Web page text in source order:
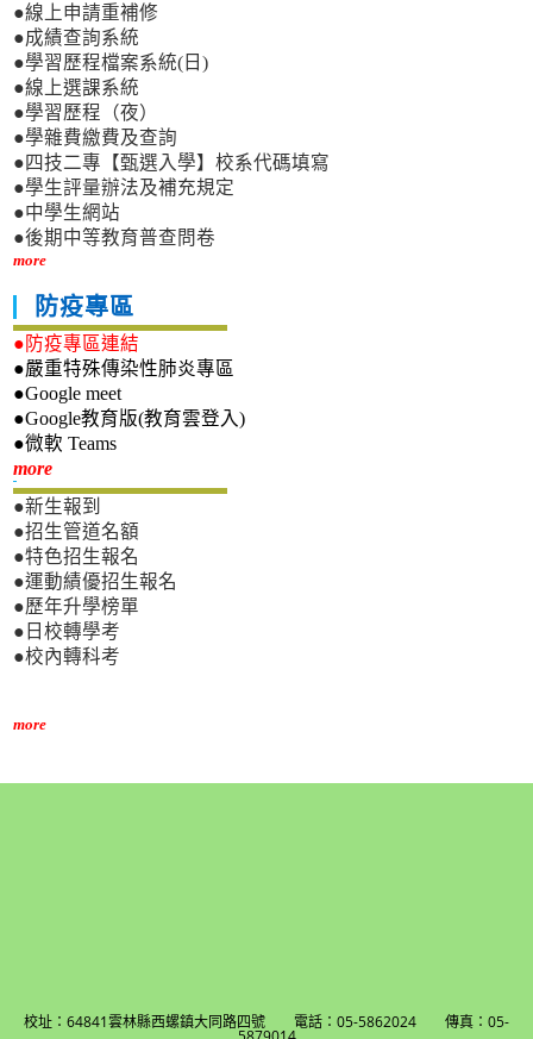
●線上申請重補修
●成績查詢系統
●學習歷程檔案系統(日)
●線上選課系統
●學習歷程（夜）
●學雜費繳費及查詢
●四技二專【甄選入學】校系代碼填寫
●學生評量辦法及補充規定
●中學生網站
●後期中等教育普查問卷
more
防疫專區
●防疫專區連結
●嚴重特殊傳染性肺炎專區
●Google meet
●Google教育版(教育雲登入)
●微軟 Teams
more新生專區
●新生報到
●招生管道名額
●特色招生報名
●運動績優招生報名
●歷年升學榜單
●日校轉學考
●校內轉科考
more
校址：64841雲林縣西螺鎮大同路四號 電話：05-5862024 傳真：05-